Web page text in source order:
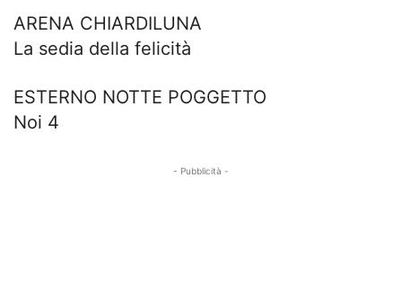
ARENA CHIARDILUNA
La sedia della felicità
ESTERNO NOTTE POGGETTO
Noi 4
- Pubblicità -